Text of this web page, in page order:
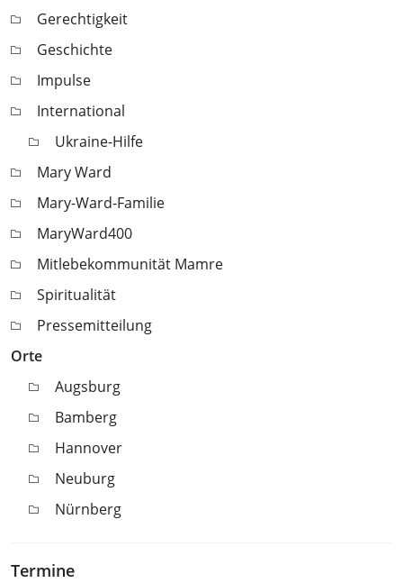
Gerechtigkeit
Geschichte
Impulse
International
Ukraine-Hilfe
Mary Ward
Mary-Ward-Familie
MaryWard400
Mitlebekommunität Mamre
Spiritualität
Pressemitteilung
Orte
Augsburg
Bamberg
Hannover
Neuburg
Nürnberg
Termine